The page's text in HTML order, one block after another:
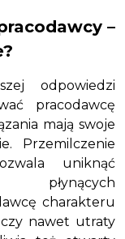
–
odpowiedzi
pracodawcę
mają swoje
Przemilczenie
uniknąć
płynących
charakteru
czy nawet utraty